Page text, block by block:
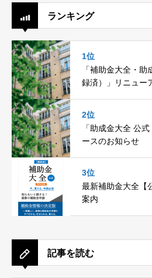
ランキング
1位
「補助金大全・
録済）」リニュー
2位
「助成金大全 公
ースのお知らせ
3位
最新補助金大全【
案内
記事を読む